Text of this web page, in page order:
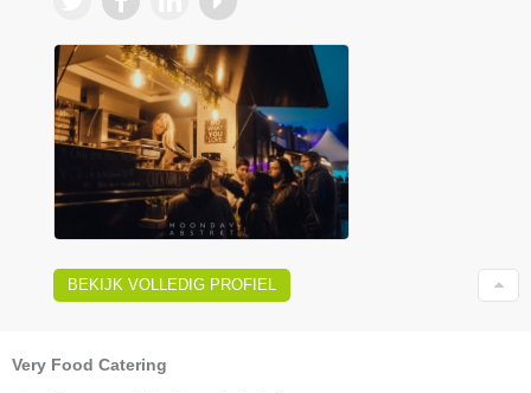
BEKIJK VOLLEDIG PROFIEL
Very Food Catering